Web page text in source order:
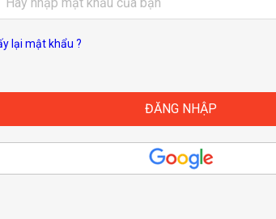
lại mật khẩu ?